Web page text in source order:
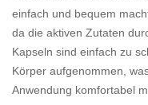
einfach und bequem
da die aktiven Zutaten
Kapseln sind einfach zu
Körper aufgenommen,
Anwendung komfortabel